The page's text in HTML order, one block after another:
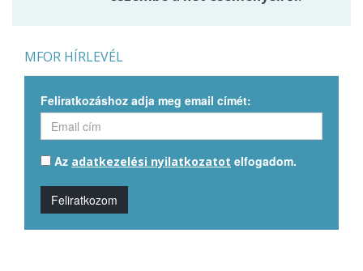
MFOR HÍRLEVÉL
Feliratkozáshoz adja meg email címét:
Az adatkezelési nyilatkozatot elfogadom.
Feliratkozom